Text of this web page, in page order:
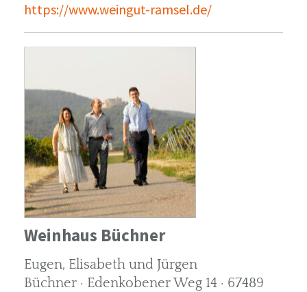
https://www.weingut-ramsel.de/
Weinhaus Büchner
Eugen, Elisabeth und Jürgen
Büchner · Edenkobener Weg 14 · 67489